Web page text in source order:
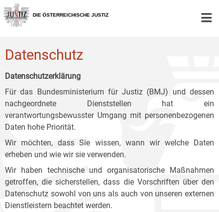
Zur
Hauptnavigation
[1]
Zum
Inhalt
[2]
Zum
Untermenü
[3]
DIE ÖSTERREICHISCHE JUSTIZ
Datenschutz
Datenschutzerklärung
Für das Bundesministerium für Justiz (BMJ) und dessen
nachgeordnete Dienststellen hat ein
verantwortungsbewusster Umgang mit personenbezogenen
Daten hohe Priorität.
Wir möchten, dass Sie wissen, wann wir welche Daten
erheben und wie wir sie verwenden.
Wir haben technische und organisatorische Maßnahmen
getroffen, die sicherstellen, dass die Vorschriften über den
Datenschutz sowohl von uns als auch von unseren externen
Dienstleistern beachtet werden.